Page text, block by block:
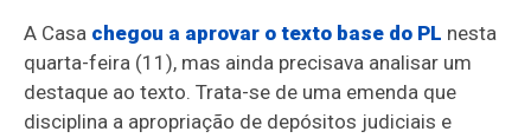
A Casa chegou a aprovar o texto base do PL nesta
quarta-feira (11), mas ainda precisava analisar um
destaque ao texto. Trata-se de uma emenda que
disciplina a apropriação de depósitos judiciais e